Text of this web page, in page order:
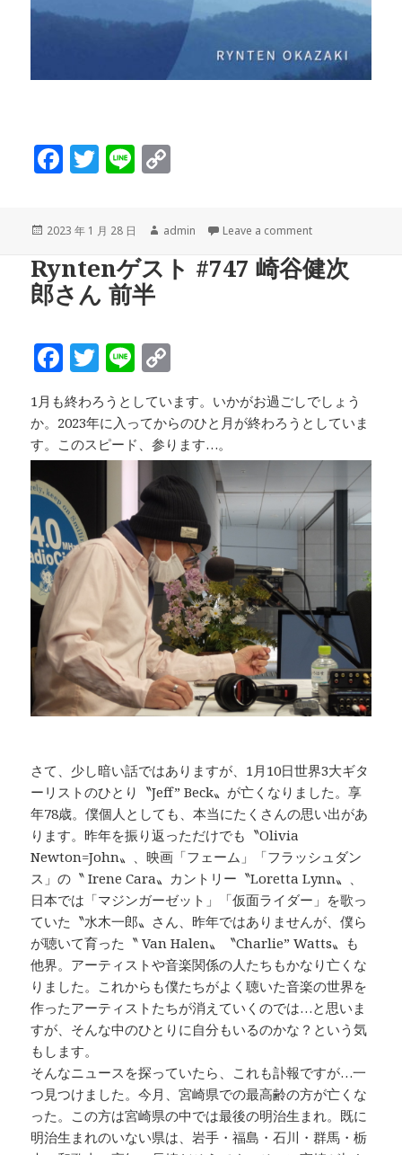
F
a
c
e
b
o
k
T
w
it
te
r
Li
n
p
y
Li
投
日:
2023 年 1 月 28 日
作
者
admin Leave a comment
Ryntenゲスト #747 崎谷健次
郎さん 前半
F
a
c
e
b
o
o
k
T
w
it
te
r
Li
n
e
o
p
y
Li
k
1月も終わろうとしています。いかがお過ごしでしょう
か。2023年に入ってからのひと月が終わろうとしていま
す。このスピード、参ります…。
さて、少し暗い話ではありますが、1月10日世界3大ギタ
ーリストのひとり〝Jeff” Beck〟が亡くなりました。享
年78歳。僕個人としても、本当にたくさんの思い出があ
ります。昨年を振り返っただけでも〝Olivia
Newton=John〟、映画「フェーム」「フラッシュダン
ス」の〝 Irene Cara〟カントリー〝Loretta Lynn〟、
日本では「マジンガーゼット」「仮面ライダー」を歌っ
ていた〝水木一郎〟さん、昨年ではありませんが、僕ら
が聴いて育った〝 Van Halen〟〝Charlie” Watts〟も
他界。アーティストや音楽関係の人たちもかなり亡くな
りました。これからも僕たちがよく聴いた音楽の世界を
作ったアーティストたちが消えていくのでは…と思いま
すが、そんな中のひとりに自分もいるのかな？という気
もします。
そんなニュースを探っていたら、これも訃報ですが…一
つ見つけました。今月、宮崎県での最高齢の方が亡くな
った。この方は宮崎県の中では最後の明治生まれ。既に
明治生まれのいない県は、岩手・福島・石川・群馬・栃